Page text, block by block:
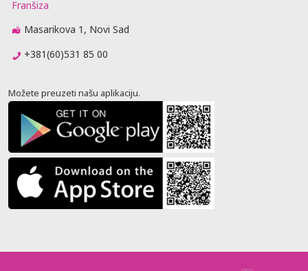
Franšiza
Masarikova 1, Novi Sad
+381(60)531 85 00
Možete preuzeti našu aplikaciju.